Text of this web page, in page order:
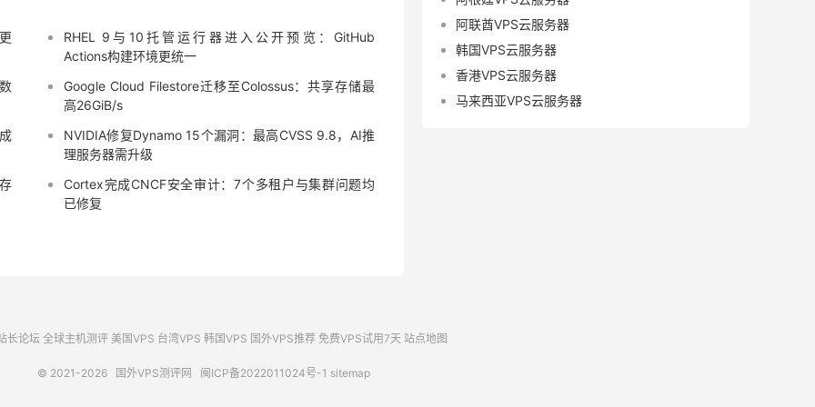
RHEL 9与10托管运行器进入公开预览：GitHub
Actions构建环境更统一
Google Cloud Filestore迁移至Colossus：共享存储最
高26GiB/s
NVIDIA修复Dynamo 15个漏洞：最高CVSS 9.8，AI推
理服务器需升级
Cortex完成CNCF安全审计：7个多租户与集群问题均
已修复
阿联酋VPS云服务器
韩国VPS云服务器
香港VPS云服务器
马来西亚VPS云服务器
长论坛 全球主机测评 美国VPS 台湾VPS 韩国VPS 国外VPS推荐 免费VPS试用7天 站点地图
© 2021-2026 国外VPS测评网 闽ICP备2022011024号-1 sitemap